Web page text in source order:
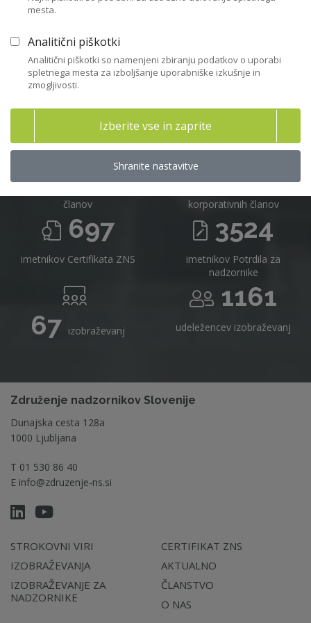
716
članov
16
korporativnih članov
697
imetnikov Certifikata ZNS
3524
imetnikov Potrdila za
nadzornike
67 izobraževanj
1161
udeležencev izobraževanj
Združenje nadzornikov Slovenije
Dunajska cesta 128a
1000 Ljubljana
T 01 530 86 40
E info@zdruzenje-ns.si
STROKOVNI VIRI
IZOBRAŽEVANJA
IZOBRAŽEVANJE ZA
NADZORNIKE
CERTIFIKAT ZNS
AKTUALNO
ČLANSTVO
O NAS
mesta.
Analitični piškotki
Analitični piškotki so namenjeni zbiranju podatkov o uporabi
spletnega mesta za izboljšanje uporabniške izkušnje in
zmogljivosti.
Izberite vse in zaprite
Shranite nastavitve